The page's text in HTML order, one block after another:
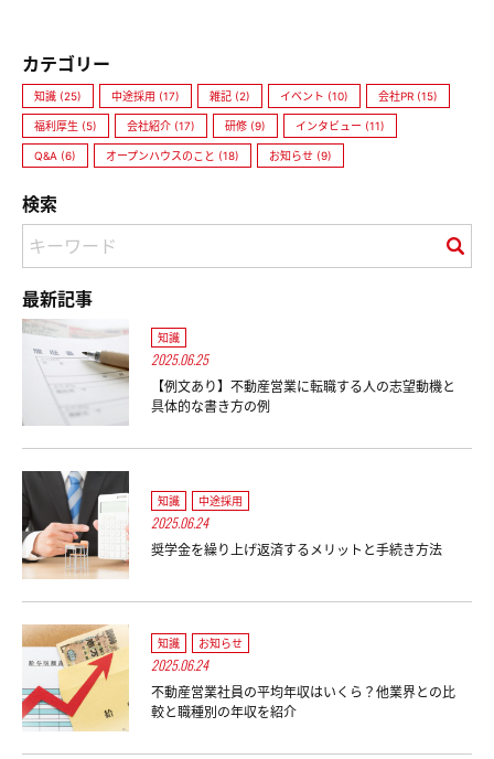
カテゴリー
知識 (25) 中途採用 (17) 雑記 (2) イベント (10) 会社PR (15)
福利厚生 (5) 会社紹介 (17) 研修 (9) インタビュー (11)
Q&A (6) オープンハウスのこと (18) お知らせ (9)
検索
最新記事
知識
2025.06.25
【例文あり】不動産営業に転職する人の志望動機と
具体的な書き方の例
知識 中途採用
2025.06.24
奨学金を繰り上げ返済するメリットと手続き方法
知識 お知らせ
2025.06.24
不動産営業社員の平均年収はいくら？他業界との比
較と職種別の年収を紹介